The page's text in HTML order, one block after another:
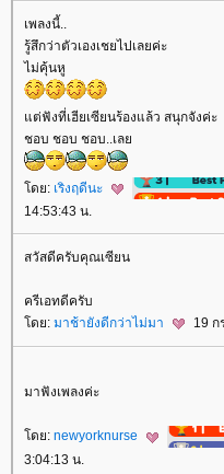
เพลงนี้..
รู้สึกว่าตัวเองเชยไปเลยค่ะ
ไม่คุ้นหู
ต่ฟังที่เฮียเซียนร้องแล้ว สนุกจังค่ะ
ชอบ ชอบ ชอบ..เล
ดย: เริงฤดีนะ
14:53:43 น.
สวัสดีครับคุณเซียน
ครีเอทดีครับ
ดย: มาช้ายังดีกว่าไม่มา 19 ก
มาฟังเพลงค่ะ
ดย: newyorknurse
3:04:13 น.